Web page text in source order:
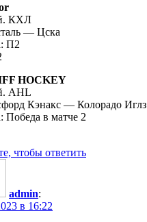
КХЛ
— Цска
П2
HOCKEY
AHL
Кэнакс — Колорадо Иглз
Победа в матче 2
чтобы ответить
admin:
в 16:22